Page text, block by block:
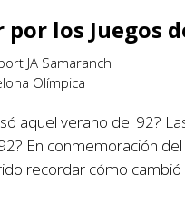
los Juegos
JA Samaranch
Olímpica
aquel verano del 92?
En conmemoración
recordar cómo